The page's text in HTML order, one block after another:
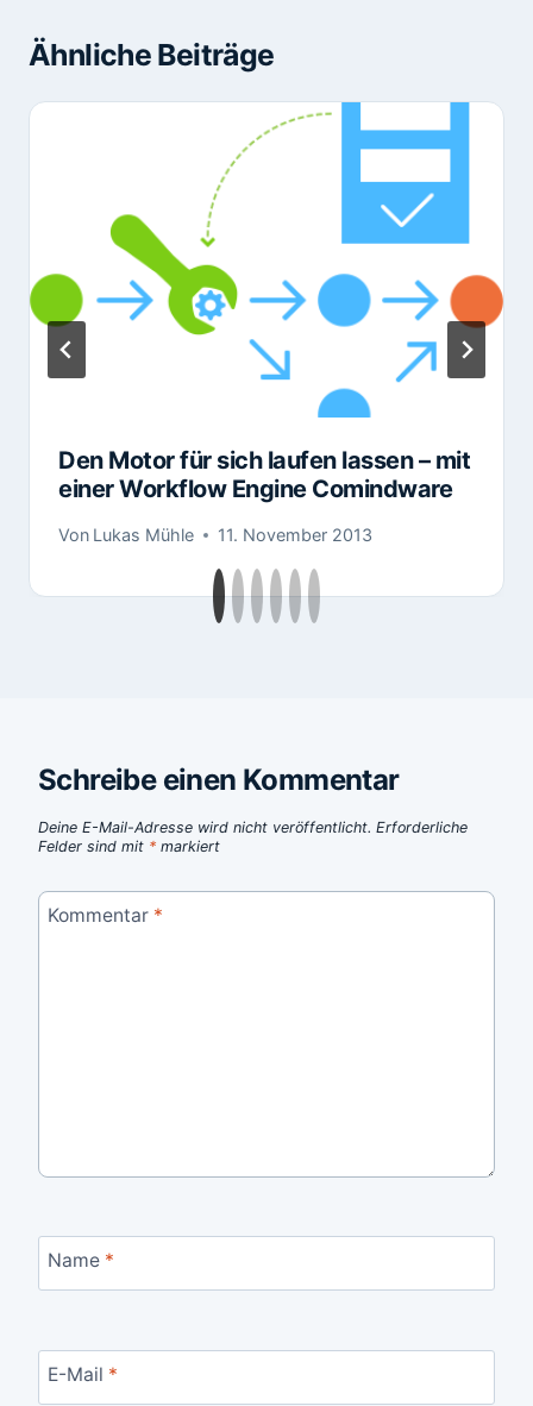
Ähnliche Beiträge
Den Motor für sich laufen lassen – mit
einer Workflow Engine Comindware
Von Lukas Mühle 11. November 2013
Schreibe einen Kommentar
Deine E-Mail-Adresse wird nicht veröffentlicht. Erforderliche
Felder sind mit * markiert
Kommentar *
Name *
E-Mail *